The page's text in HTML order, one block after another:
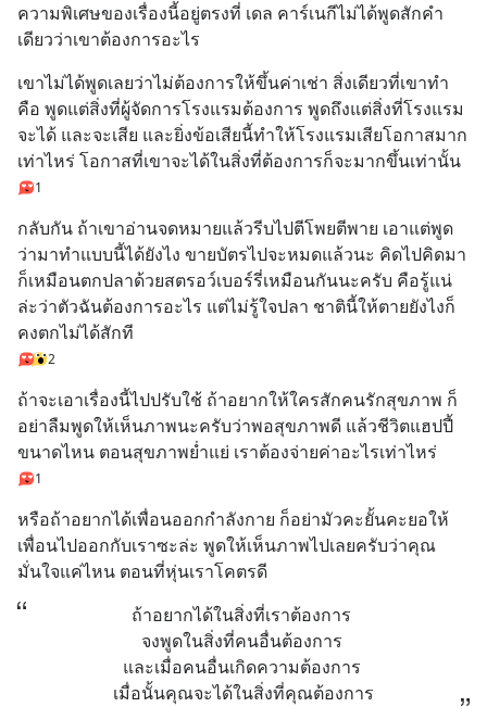
ความพิเศษของเรื่องนี้อยู่ตรงที่ เดล คาร์เนกีไม่ได้พูดสักคำ
เดียวว่าเขาต้องการอะไร
เขาไม่ได้พูดเลยว่าไม่ต้องการให้ขึ้นค่าเช่า สิ่งเดียวที่เขาทำ
คือ พูดแต่สิ่งที่ผู้จัดการโรงแรมต้องการ พูดถึงแต่สิ่งที่โรงแรม
จะได้ และจะเสีย และยิ่งข้อเสียนี้ทำให้โรงแรมเสียโอกาสมาก
เท่าไหร่ โอกาสที่เขาจะได้ในสิ่งที่ต้องการก็จะมากขึ้นเท่านั้น
1
กลับกัน ถ้าเขาอ่านจดหมายแล้วรีบไปตีโพยตีพาย เอาแต่พูด
ว่ามาทำแบบนี้ได้ยังไง ขายบัตรไปจะหมดแล้วนะ คิดไปคิดมา
ก็เหมือนตกปลาด้วยสตรอว์เบอร์รี่เหมือนกันนะครับ คือรู้แน่
ล่ะว่าตัวฉันต้องการอะไร แต่ไม่รู้ใจปลา ชาตินี้ให้ตายยังไงก็
คงตกไม่ได้สักที
2
ถ้าจะเอาเรื่องนี้ไปปรับใช้ ถ้าอยากให้ใครสักคนรักสุขภาพ ก็
อย่าลืมพูดให้เห็นภาพนะครับว่าพอสุขภาพดี แล้วชีวิตแฮปปี้
ขนาดไหน ตอนสุขภาพย่ำแย่ เราต้องจ่ายค่าอะไรเท่าไหร่
1
หรือถ้าอยากได้เพื่อนออกกำลังกาย ก็อย่ามัวคะยั้นคะยอให้
เพื่อนไปออกกับเราซะล่ะ พูดให้เห็นภาพไปเลยครับว่าคุณ
มั่นใจแค่ไหน ตอนที่หุ่นเราโคตรดี
ถ้าอยากได้ในสิ่งที่เราต้องการ
จงพูดในสิ่งที่คนอื่นต้องการ
และเมื่อคนอื่นเกิดความต้องการ
เมื่อนั้นคุณจะได้ในสิ่งที่คุณต้องการ